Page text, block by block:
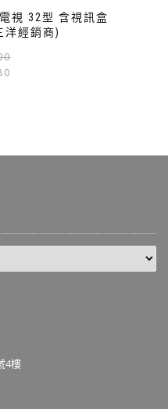
視 32型 含視訊盒
洋經銷商)
4樓